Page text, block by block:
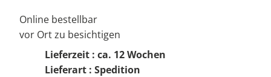
Online bestellbar
vor Ort zu besichtigen
Lieferzeit : ca. 12 Wochen
Lieferart : Spedition